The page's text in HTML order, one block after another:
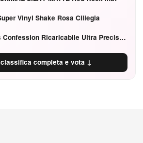
Vinyl Shake Rosa Ciliegia
Hourglass Confession Ricaricabile Ultra Preciso Ad Alta Intensità Secretly Classic Red
completa e vota ↓